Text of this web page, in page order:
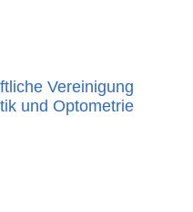
Vereinigung
und Optometrie